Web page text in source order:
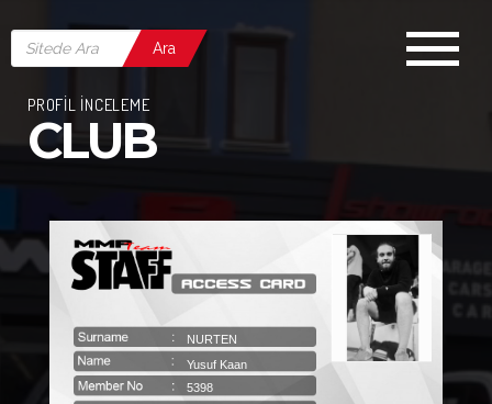
Ara
PROFİL İNCELEME
CLUB
NURTEN
Yusuf Kaan
5398